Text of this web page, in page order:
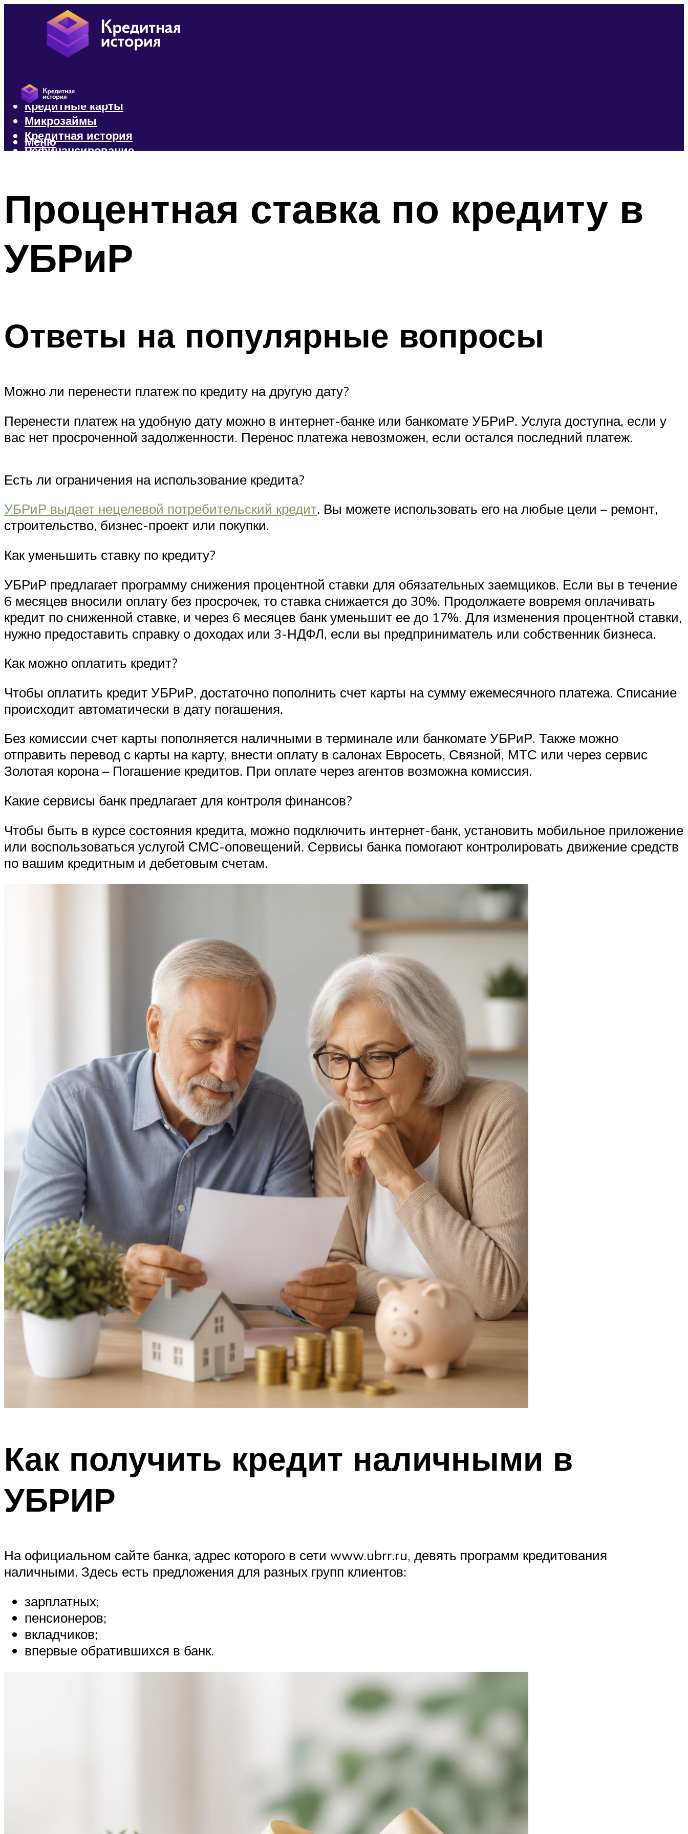
Кредиты
Кредитные карты
Микрозаймы
Кредитная история
Рефинансирование
Меню
Процентная ставка по кредиту в
УБРиР
Ответы на популярные вопросы
Можно ли перенести платеж по кредиту на другую дату?
Перенести платеж на удобную дату можно в интернет-банке или банкомате УБРиР. Услуга доступна, если у
вас нет просроченной задолженности. Перенос платежа невозможен, если остался последний платеж.
Есть ли ограничения на использование кредита?
УБРиР выдает нецелевой потребительский кредит. Вы можете использовать его на любые цели – ремонт,
строительство, бизнес-проект или покупки.
Как уменьшить ставку по кредиту?
УБРиР предлагает программу снижения процентной ставки для обязательных заемщиков. Если вы в течение
6 месяцев вносили оплату без просрочек, то ставка снижается до 30%. Продолжаете вовремя оплачивать
кредит по сниженной ставке, и через 6 месяцев банк уменьшит ее до 17%. Для изменения процентной ставки,
нужно предоставить справку о доходах или 3-НДФЛ, если вы предприниматель или собственник бизнеса.
Как можно оплатить кредит?
Чтобы оплатить кредит УБРиР, достаточно пополнить счет карты на сумму ежемесячного платежа. Списание
происходит автоматически в дату погашения.
Без комиссии счет карты пополняется наличными в терминале или банкомате УБРиР. Также можно
отправить перевод с карты на карту, внести оплату в салонах Евросеть, Связной, МТС или через сервис
Золотая корона – Погашение кредитов. При оплате через агентов возможна комиссия.
Какие сервисы банк предлагает для контроля финансов?
Чтобы быть в курсе состояния кредита, можно подключить интернет-банк, установить мобильное приложение
или воспользоваться услугой СМС-оповещений. Сервисы банка помогают контролировать движение средств
по вашим кредитным и дебетовым счетам.
Как получить кредит наличными в
УБРИР
На официальном сайте банка, адрес которого в сети www.ubrr.ru, девять программ кредитования
наличными. Здесь есть предложения для разных групп клиентов:
зарплатных;
пенсионеров;
вкладчиков;
впервые обратившихся в банк.